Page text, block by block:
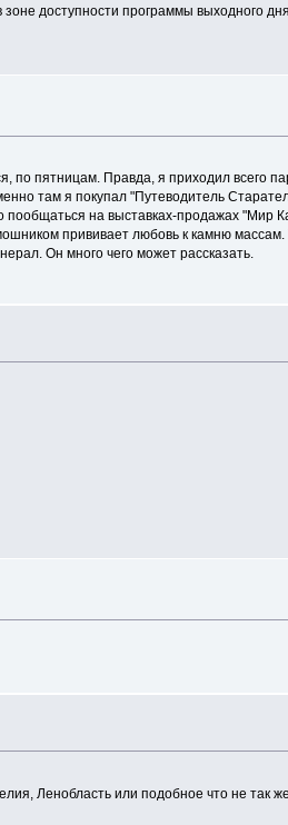
доступности программы выходного
пятницам. Правда, я приходил всего
там я покупал "Путеводитель
на выставках-продажах "Мир
прививает любовь к камню
Он много чего может рассказать.
Ленобласть или подобное что не так